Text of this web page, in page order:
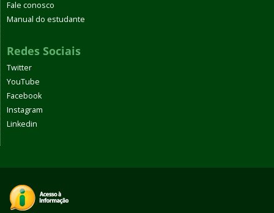
Fale conosco
Manual do estudante
Redes Sociais
Twitter
YouTube
Facebook
Instagram
Linkedin